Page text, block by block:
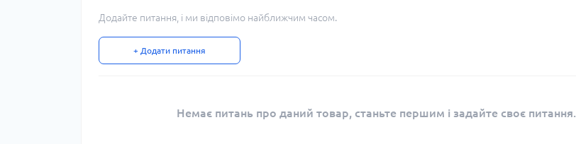
Додайте питання, і ми відповімо найближчим часом.
+ Додати питання
Немає питань про даний товар, станьте першим і задайте своє питання.